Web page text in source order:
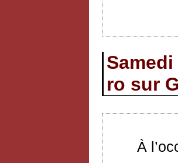
ro sur
À